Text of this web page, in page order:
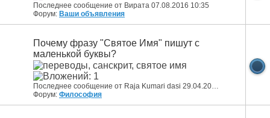
Последнее сообщение от Вирата 07.08.2016 10:35
Форум: Ваши объявления
Почему фразу "Святое Имя" пишут с
маленькой буквы?
Последнее сообщение от Raja Kumari dasi 29.04.2014
Форум: Философия